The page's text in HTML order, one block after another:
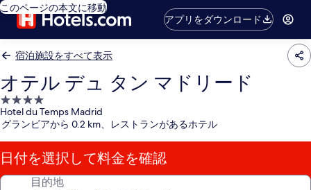
このページの本文に移動
アプリをダウンロード
宿泊施設をすべて表示
オテル デュ タン マドリード
4.0
つ
星
宿
泊
施
Hotel du Temps Madrid
グランビアから 0.2 km、レストランがあるホテル
日付を選択して料金を確認
目的地